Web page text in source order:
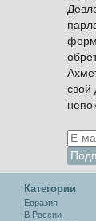
свой
Категории
Евразия
В России